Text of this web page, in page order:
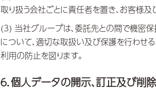
取り扱う会社ごとに責任者を置き、お客様
(3) 当社グループは、委託先との間で機密
について、適切な取扱い及び保護を行わせ
利用の防止を図ります。
６．個人データの開示、訂正及び削